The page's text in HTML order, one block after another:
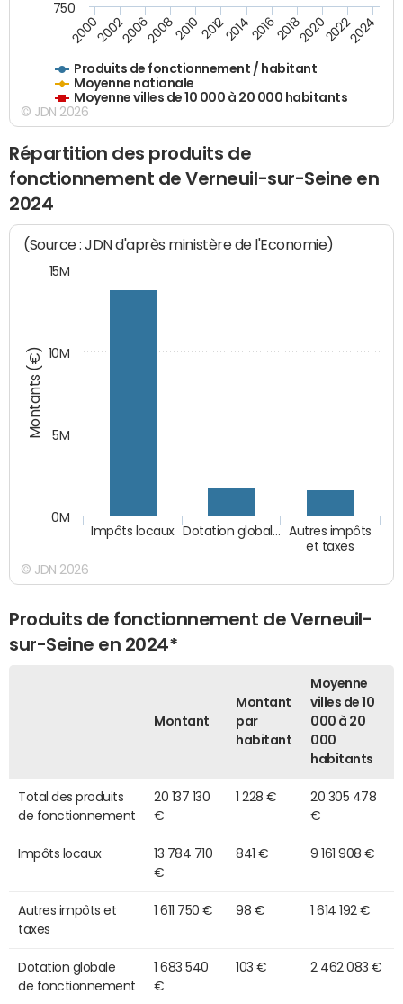
Produits de fonctionnement / habitant
Moyenne nationale
Moyenne villes de 10 000 à 20 000 habitants
200020022006200820102012201420162018202020222024
750
© JDN 2026
Répartition des produits de
fonctionnement de Verneuil-sur-Seine en
2024
Montants (€)
(Source : JDN d'après ministère de l'Economie)
Autres impôts
et taxes
Dotation global…
Impôts locaux
0M
5M
10M
15M
© JDN 2026
Produits de fonctionnement de Verneuil-
sur-Seine en 2024*
Montant
Montant
par
habitant
Moyenne
villes de 10
000 à 20
000
habitants
Total des produits
de fonctionnement
20 137 130
€
1 228 €
20 305 478
€
Impôts locaux
13 784 710
€
841 € 9 161 908 €
Autres impôts et
taxes
1 611 750 € 98 € 1 614 192 €
Dotation globale
de fonctionnement
1 683 540
€
103 € 2 462 083 €